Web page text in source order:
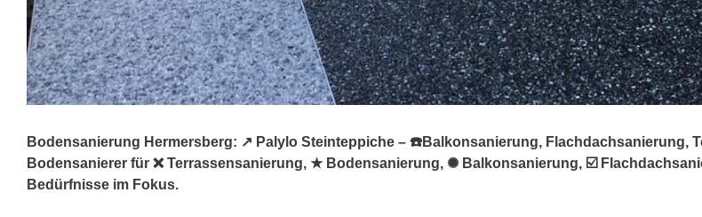
Bodensanierung Hermersberg: ↗️ Palylo Steinteppiche – ☎️Balkonsanierung, Flachdachsanierung,
Bodensanierer für ❌ Terrassensanierung, ★ Bodensanierung, ✺ Balkonsanierung, ☑️
Bedürfnisse im Fokus.